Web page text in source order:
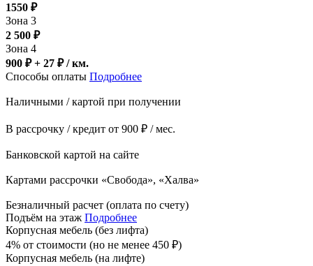
1550 ₽
Зона 3
2 500 ₽
Зона 4
900 ₽ + 27 ₽/ км.
Способы оплаты Подробнее
Наличными / картой при получении
В рассрочку / кредит от 900 ₽ / мес.
Банковской картой на сайте
Картами рассрочки «Свобода», «Халва»
Безналичный расчет (оплата по счету)
Подъём на этаж Подробнее
Корпусная мебель (без лифта)
4% от стоимости (но не менее 450 ₽)
Корпусная мебель (на лифте)